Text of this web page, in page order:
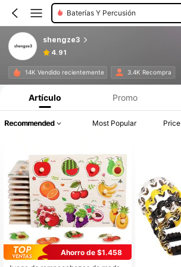
Baterías Y Percusión
shengze3
4.91
14K Vendido recientemente 3.4K Recompra
Artículo Promo
Recommended Most Popular Price
Ahorro de $1.458